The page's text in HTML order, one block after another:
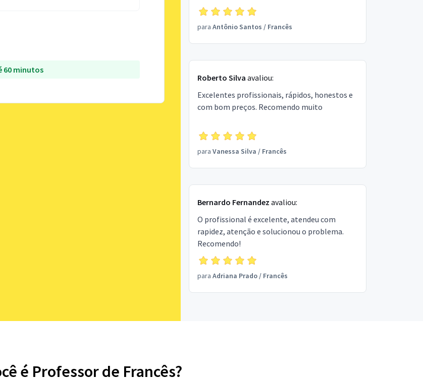
60 minutos
para Antônio Santos / Francês
Roberto Silva avaliou:
Excelentes profissionais, rápidos, honestos e
com bom preços. Recomendo muito
para Vanessa Silva / Francês
Bernardo Fernandez avaliou:
O profissional é excelente, atendeu com
rapidez, atenção e solucionou o problema.
Recomendo!
para Adriana Prado/ Francês
é Professor de Francês?